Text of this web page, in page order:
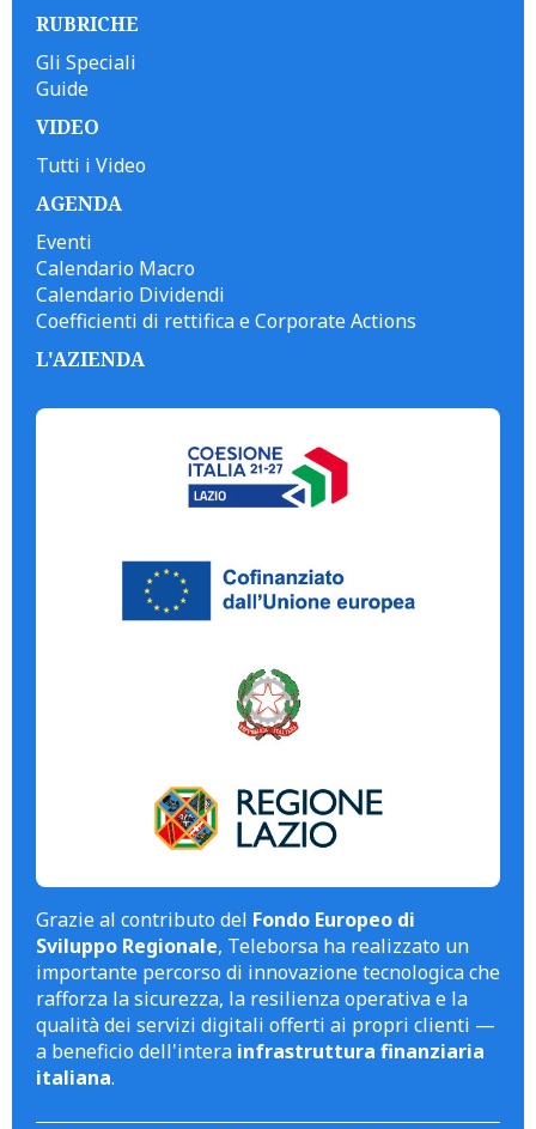
RUBRICHE
Gli Speciali
Guide
VIDEO
Tutti i Video
AGENDA
Eventi
Calendario Macro
Calendario Dividendi
Coefficienti di rettifica e Corporate Actions
L'AZIENDA
Grazie al contributo del Fondo Europeo di
Sviluppo Regionale, Teleborsa ha realizzato un
importante percorso di innovazione tecnologica che
rafforza la sicurezza, la resilienza operativa e la
qualità dei servizi digitali offerti ai propri clienti —
a beneficio dell'intera infrastruttura finanziaria
italiana.